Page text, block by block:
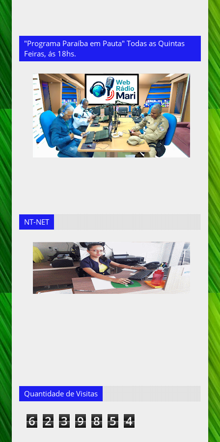
"Programa Paraíba em Pauta" Todas as Quintas
Feiras, ás 18hs.
NT-NET
Quantidade de Visitas
6 2 3 9 8 5 4